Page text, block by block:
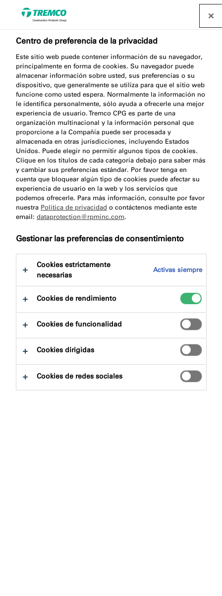
Solicitud de prescripción
¿Está buscando especificaciones o le gustaría discutir
un proyecto con nuestro equipo de expertos?
Complete el siguiente formulario y un miembro de
posible.
Centro técnico
Centro de preferencia de la privacidad
Este sitio web puede contener información de su navegador,
principalmente en forma de cookies. Su navegador puede
almacenar información sobre usted, sus preferencias o su
dispositivo, que generalmente se utiliza para que el sitio web
funcione como usted espera. Normalmente la información no
le identifica personalmente, sólo ayuda a ofrecerle una mejor
experiencia de usuario. Tremco CPG es parte de una
organización multinacional y la información personal que
proporcione a la Compañía puede ser procesada y
almacenada en otras jurisdicciones, incluyendo Estados
Unidos. Puede elegir no permitir algunos tipos de cookies.
Clique en los títulos de cada categoría debajo para saber más
y cambiar sus preferencias estándar. Por favor tenga en
cuenta que bloquear algún tipo de cookies puede afectar su
experiencia de usuario en la web y los servicios que
podemos ofrecerle. Para más información, consulte por favor
nuestra Política de privacidad o contáctenos mediante este
email: dataprotection@rpminc.com.
Gestionar las preferencias de consentimiento
Cookies estrictamente
necesarias
Activas siempre
Cookies de rendimiento
Cookies de funcionalidad
Cookies dirigidas
Cookies de redes sociales